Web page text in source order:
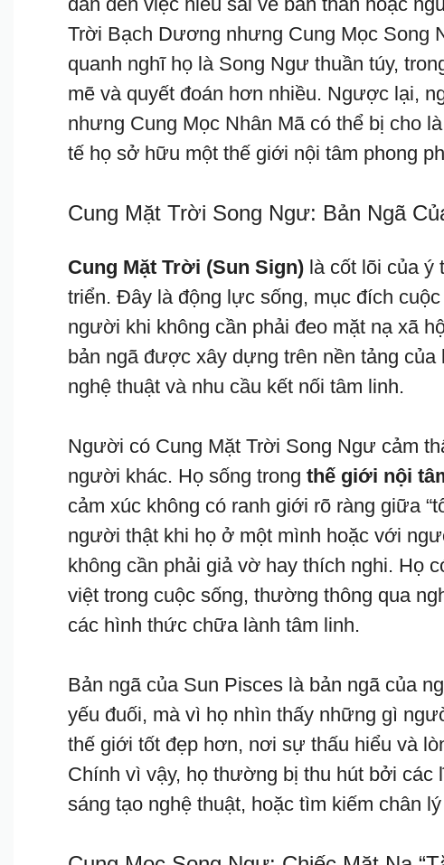
Trời Bạch Dương nhưng Cung Mọc Song
quanh nghĩ họ là Song Ngư thuần túy,
mẽ và quyết đoán hơn nhiều. Ngược lại,
nhưng Cung Mọc Nhân Mã có thể bị cho
tế họ sở hữu một thế giới nội tâm phong
Cung Mặt Trời Song Ngư: Bản Ngã
Cung Mặt Trời (Sun Sign) là cốt lõi của ý
triển. Đây là động lực sống, mục đích
người khi không cần phải đeo mặt nạ xã
bản ngã được xây dựng trên nền tảng của
nghệ thuật và nhu cầu kết nối tâm linh.
Người có Cung Mặt Trời Song Ngư cảm
người khác. Họ sống trong thế giới nội
cảm xúc không có ranh giới rõ ràng giữa
người thật khi họ ở một mình hoặc với
không cần phải giả vờ hay thích nghi. Họ
việt trong cuộc sống, thường thông qua
các hình thức chữa lành tâm linh.
Bản ngã của Sun Pisces là bản ngã của
yếu đuối, mà vì họ nhìn thấy những gì
thế giới tốt đẹp hơn, nơi sự thấu hiểu và
Chính vì vậy, họ thường bị thu hút bởi
sáng tạo nghệ thuật, hoặc tìm kiếm chân